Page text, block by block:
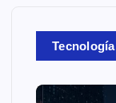
Tecnología